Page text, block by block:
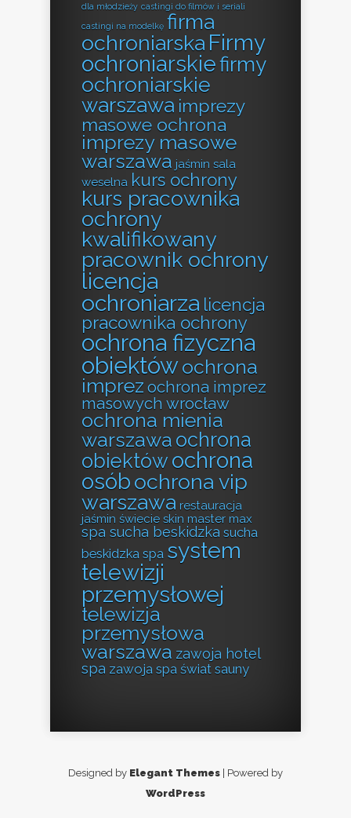
dla młodzieży castingi do filmów i seriali
castingi na modelkę firma
ochroniarska Firmy
ochroniarskiefirmy
ochroniarskie
warszawa imprezy
masowe ochrona
imprezy masowe
warszawa jaśmin sala
weselna kurs ochrony
kurs pracownika
ochrony
kwalifikowany
pracownik ochrony
licencja
ochroniarza licencja
pracownika ochrony
ochrona fizyczna
obiektówochrona
imprez ochrona imprez
masowych wrocław
ochrona mienia
warszawa ochrona
obiektów ochrona
osóbochrona vip
warszawa restauracja
jaśmin świecie skin master max
spa sucha beskidzka sucha
beskidzka spa system
telewizji
przemysłowej
telewizja
przemysłowa
warszawa zawoja hotel
spa zawoja spa świat sauny
Designed by Elegant Themes | Powered by
WordPress